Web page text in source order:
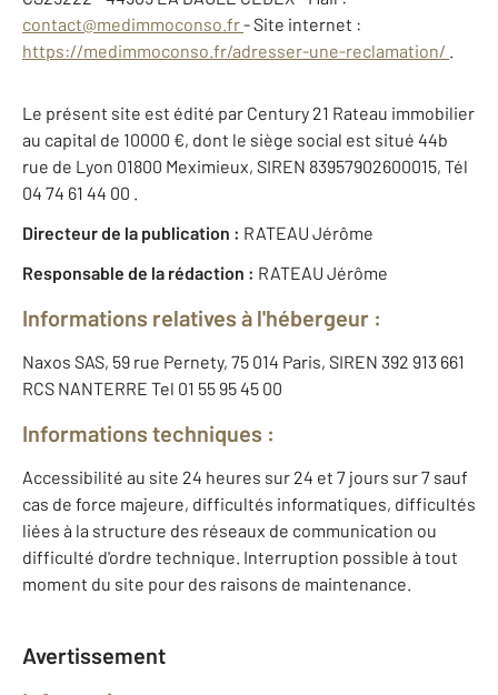
contact@medimmoconso.fr- Site internet :
https://medimmoconso.fr/adresser-une-reclamation/ .
Le présent site est édité par Century 21 Rateau immobilier
au capital de 10000 €, dont le siège social est situé 44b
rue de Lyon 01800 Meximieux, SIREN 83957902600015, Tél
04 74 61 44 00 .
Directeur de la publication : RATEAU Jérôme
Responsable de la rédaction : RATEAU Jérôme
Informations relatives à l'hébergeur :
Naxos SAS, 59 rue Pernety, 75 014 Paris, SIREN 392 913 661
RCS NANTERRE Tel 01 55 95 45 00
Informations techniques :
Accessibilité au site 24 heures sur 24 et 7 jours sur 7 sauf
cas de force majeure, difficultés informatiques, difficultés
liées à la structure des réseaux de communication ou
difficulté d'ordre technique. Interruption possible à tout
moment du site pour des raisons de maintenance.
Avertissement